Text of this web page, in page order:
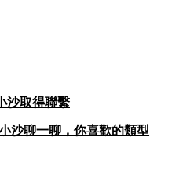
沙取得聯繫
沙聊一聊，你喜歡的類型